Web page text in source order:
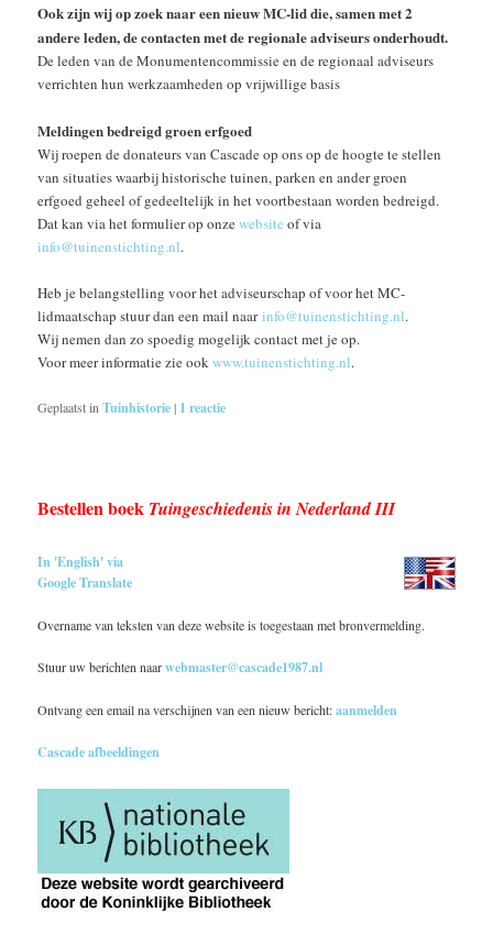
Ook zijn wij op zoek naar een nieuw MC-lid die, samen met 2
andere leden, de contacten met de regionale adviseurs onderhoudt.
De leden van de Monumentencommissie en de regionaal adviseurs
verrichten hun werkzaamheden op vrijwillige basis
Meldingen bedreigd groen erfgoed
Wij roepen de donateurs van Cascade op ons op de hoogte te stellen
van situaties waarbij historische tuinen, parken en ander groen
erfgoed geheel of gedeeltelijk in het voortbestaan worden bedreigd.
Dat kan via het formulier op onzewebsiteof via
info@tuinenstichting.nl.
Heb je belangstelling voor het adviseurschap of voor het MC-
lidmaatschap stuur dan een mail naarinfo@tuinenstichting.nl.
Wij nemen dan zo spoedig mogelijk contact met je op.
Voor meer informatie zie ookwww.tuinenstichting.nl.
Geplaatst in Tuinhistorie| 1 reactie
Bestellen boek Tuingeschiedenis in Nederland III
In 'English' via
Google Translate
Overname van teksten van deze website is toegestaan met bronvermelding.
Stuur uw berichten naarwebmaster@cascade1987.nl
Ontvang een email na verschijnen van een nieuw bericht:aanmelden
Cascade afbeeldingen